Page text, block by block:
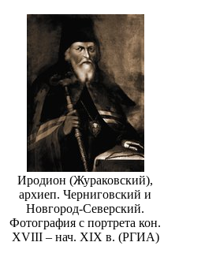
Иродион (Жураковский),
архиеп. Черниговский и
Новгород-Северский.
Фотография с портрета кон.
XVIII – нач. XIX в. (РГИА)